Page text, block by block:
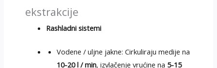
ekstrakcije
Rashladni sistemi
Vodene / uljne jakne: Cirkuliraju medije na
10-20 l / min, izvlačenje vrućine na 5-15